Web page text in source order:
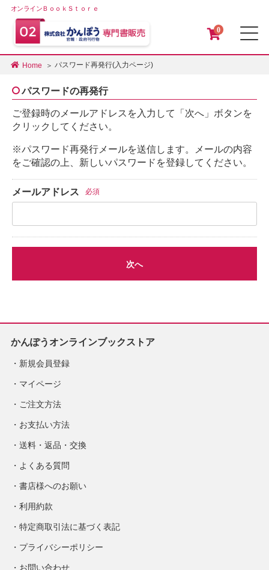
オンラインＢｏｏｋＳｔｏｒｅ
0
Home パスワード再発行(入力ページ)
パスワードの再発行
ご登録時のメールアドレスを入力して「次へ」ボタンを
クリックしてください。
※パスワード再発行メールを送信します。メールの内容
をご確認の上、新しいパスワードを登録してください。
メールアドレス 必須
次へ
かんぽうオンラインブックストア
新規会員登録
マイページ
ご注文方法
お支払い方法
送料・返品・交換
よくある質問
書店様へのお願い
利用約款
特定商取引法に基づく表記
プライバシーポリシー
お問い合わせ